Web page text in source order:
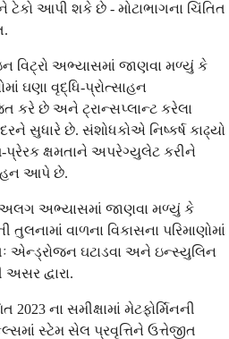
ટેકો આપી શકે છે - મોટાભાગના ચિંતિત
વિટ્રો અભ્યાસમાં જાણવા મળ્યું કે
ઘણા વૃદ્ધિ-પ્રોત્સાહન
કરે છે અને ટ્રાન્સપ્લાન્ટ કરેલા
સુધારે છે. સંશોધકોએ નિષ્કર્ષ કાઢ્યો
પ્રેરક ક્ષમતાને અપરેગ્યુલેટ કરીને
આપે છે.
અલગ અભ્યાસમાં જાણવા મળ્યું કે
તુલનામાં વાળના વિકાસના પરિમાણોમાં
એન્ડ્રોજન ઘટાડવા અને ઇન્સ્યુલિન
દ્વારા.
ના ​​સમીક્ષામાં મેટફોર્મિનની
સ્ટેમ સેલ પ્રવૃત્તિને ઉત્તેજીત